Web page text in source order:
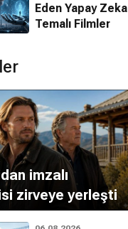
Eden Yapay Zeka
Temalı Filmler
imzalı
zirveye yerleşti